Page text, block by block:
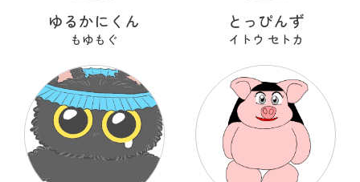
ゆるかにくん
もゆもぐ
とっぴんず
イトウ セトカ